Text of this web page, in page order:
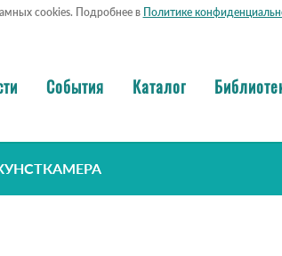
cookies. Подробнее в Политике
События Каталог